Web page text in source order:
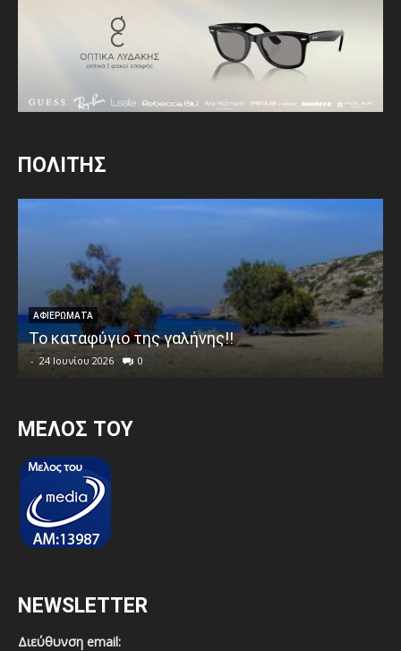
ΠΟΛΙΤΗΣ
ΑΦΙΕΡΩΜΑΤΑ
Το καταφύγιο της γαλήνης!!
- 24 Ιουνίου 2026 0
MEΛΟΣ ΤΟΥ
NEWSLETTER
Διεύθυνση email: